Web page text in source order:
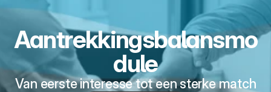
RESOURCES
Blog
Aantrekkingsbalansmo
dule
Van eerste interesse tot een sterke match